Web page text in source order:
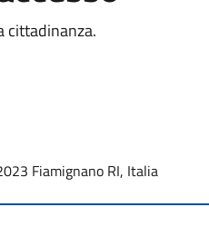
cittadinanza.
Fiamignano RI, Italia